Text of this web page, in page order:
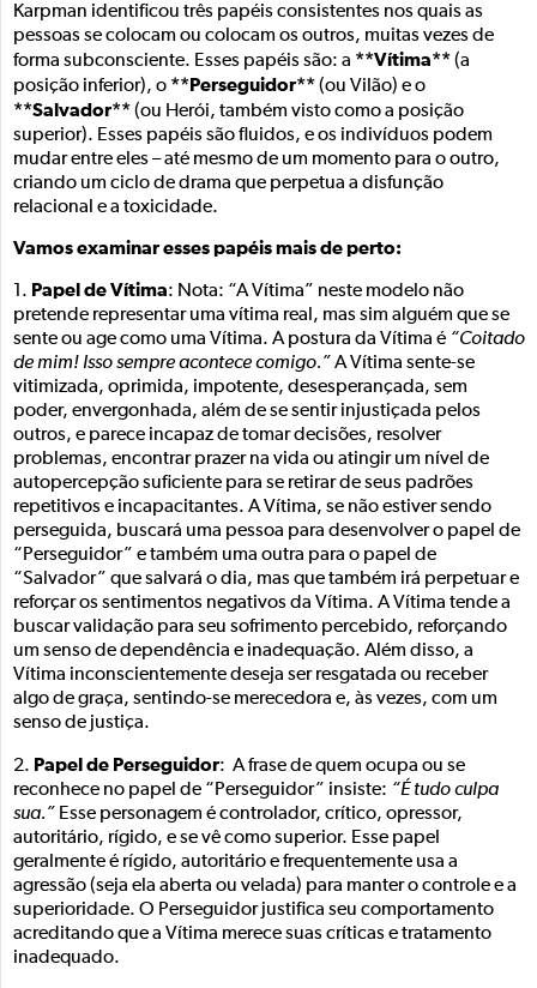
Karpman identificou três papéis consistentes nos quais as
pessoas se colocam ou colocam os outros, muitas vezes de
forma subconsciente. Esses papéis são: a **Vítima**(a
posição inferior), o **Perseguidor**(ou Vilão) e o
**Salvador**(ou Herói, também visto como a posição
superior). Esses papéis são fluidos, e os indivíduos podem
mudar entre eles – até mesmo de um momento para o outro,
criando um ciclo de drama que perpetua a disfunção
relacional e a toxicidade.
Vamos examinar esses papéis mais de perto:
1. Papel de Vítima: Nota: “A Vítima” neste modelo não
pretende representar uma vítima real, mas sim alguém que se
sente ou age como uma Vítima. A postura da Vítima é “Coitado
de mim! Isso sempre acontece comigo.” A Vítima sente-se
vitimizada, oprimida, impotente, desesperançada, sem
poder, envergonhada, além de se sentir injustiçada pelos
outros, e parece incapaz de tomar decisões, resolver
problemas, encontrar prazer na vida ou atingir um nível de
autopercepção suficiente para se retirar de seus padrões
repetitivos e incapacitantes. A Vítima, se não estiver sendo
perseguida, buscará uma pessoa para desenvolver o papel de
“Perseguidor” e também uma outra para o papel de
“Salvador” que salvará o dia, mas que também irá perpetuar e
reforçar os sentimentos negativos da Vítima. A Vítima tende a
buscar validação para seu sofrimento percebido, reforçando
um senso de dependência e inadequação. Além disso, a
Vítima inconscientemente deseja ser resgatada ou receber
algo de graça, sentindo-se merecedora e, às vezes, com um
senso de justiça.
2. Papel de Perseguidor: A frase de quem ocupa ou se
reconhece no papel de “Perseguidor” insiste: “É tudo culpa
sua.” Esse personagem é controlador, crítico, opressor,
autoritário, rígido, e se vê como superior. Esse papel
geralmente é rígido, autoritário e frequentemente usa a
agressão (seja ela aberta ou velada) para manter o controle e a
superioridade. O Perseguidor justifica seu comportamento
acreditando que a Vítima merece suas críticas e tratamento
inadequado.